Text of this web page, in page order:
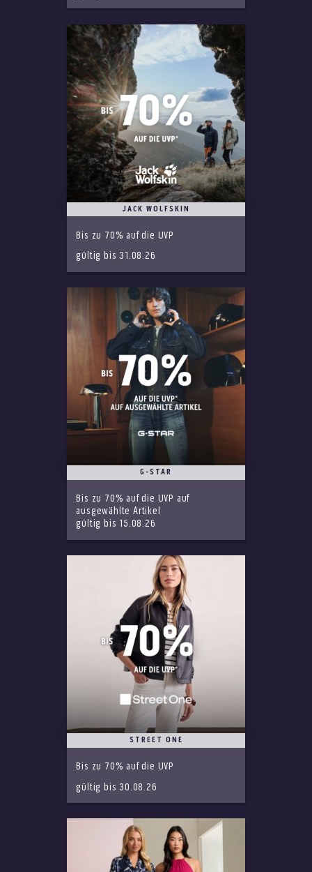
JACK WOLFSKIN
Bis zu 70% auf die UVP
gültig bis 31.08.26
G-STAR
Bis zu 70% auf die UVP auf
ausgewählte Artikel
gültig bis 15.08.26
STREET ONE
Bis zu 70% auf die UVP
gültig bis 30.08.26